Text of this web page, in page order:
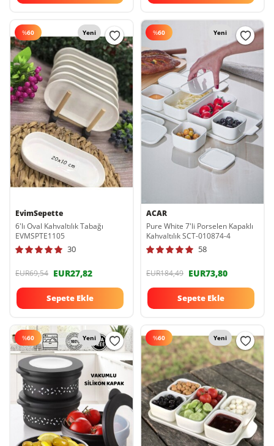
%60 Yeni
EvimSepette
6'lı Oval Kahvaltılık Tabağı
EVMSPTE1105
30
EUR69,54 EUR27,82
Sepete Ekle
%60 Yeni
ACAR
Pure White 7'li Porselen Kapaklı
Kahvaltılık SCT-010874-4
58
EUR184,49 EUR73,80
Sepete Ekle
%60 Yeni %60 Yeni